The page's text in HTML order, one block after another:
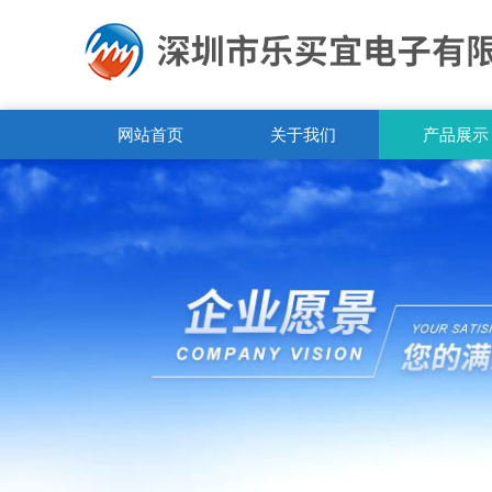
网站首页 关于我们 产品展示